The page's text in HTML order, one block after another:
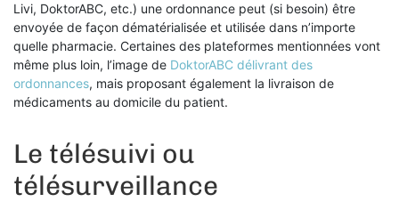
Livi, DoktorABC, etc.) une ordonnance peut (si besoin) être
envoyée de façon dématérialisée et utilisée dans n’importe
quelle pharmacie. Certaines des plateformes mentionnées vont
même plus loin, l’image de DoktorABC délivrant des
ordonnances, mais proposant également la livraison de
médicaments au domicile du patient.
Le télésuivi ou
télésurveillance